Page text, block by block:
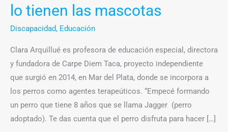
lo tienen las mascotas
Discapacidad, Educación
Clara Arquillué es profesora de educación especial, directora
y fundadora de Carpe Diem Taca, proyecto independiente
que surgió en 2014, en Mar del Plata, donde se incorpora a
los perros como agentes terapeúticos. “Empecé formando
un perro que tiene 8 años que se llama Jagger (perro
adoptado). Te das cuenta que el perro disfruta para hacer […]